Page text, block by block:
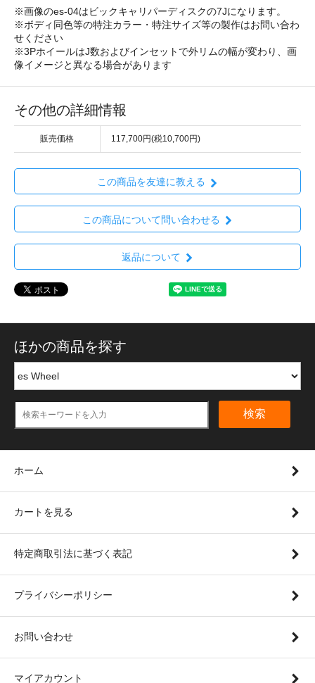
※画像のes-04はビックキャリパーディスクの7Jになります。
※ボディ同色等の特注カラー・特注サイズ等の製作はお問い合わ
せください
※3PホイールはJ数およびインセットで外リムの幅が変わり、画
像イメージと異なる場合があります
その他の詳細情報
販売価格 117,700円(税10,700円)
この商品を友達に教える
この商品について問い合わせる
返品について
ほかの商品を探す
検索
ホーム
カートを見る
特定商取引法に基づく表記
プライバシーポリシー
お問い合わせ
マイアカウント